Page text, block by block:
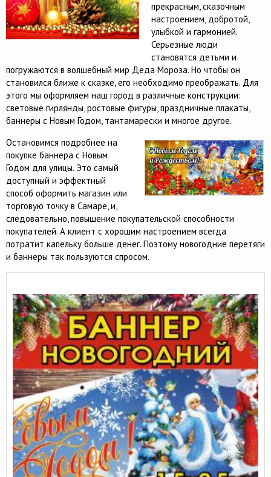
прекрасным, сказочным
настроением, добротой,
улыбкой и гармонией.
Серьезные люди
становятся детьми и
погружаются в волшебный мир Деда Мороза. Но чтобы он
становился ближе к сказке, его необходимо преображать. Для
этого мы оформляем наш город в различные конструкции:
световые гирлянды, ростовые фигуры, праздничные плакаты,
баннеры с Новым Годом, тантамарески и многое другое.
Остановимся подробнее на
покупке баннера с Новым
Годом для улицы. Это самый
доступный и эффектный
способ оформить магазин или
торговую точку в Самаре, и,
следовательно, повышение покупательской способности
покупателей. А клиент с хорошим настроением всегда
потратит капельку больше денег. Поэтому новогодние перетяги
и баннеры так пользуются спросом.